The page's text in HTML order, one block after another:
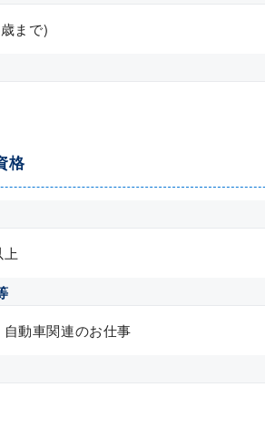
まで)
格
動車関連のお仕事